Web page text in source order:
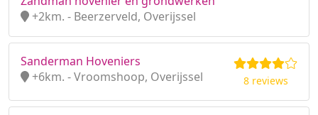
+2km. - Beerzerveld, Overijssel
Sanderman Hoveniers
+6km. - Vroomshoop, Overijssel
8 reviews